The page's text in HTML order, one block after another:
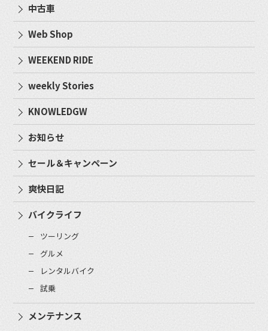
中古車
Web Shop
WEEKEND RIDE
weekly Stories
KNOWLEDGW
お知らせ
セール＆キャンペーン
爽快日記
バイクライフ
ツーリング
グルメ
レンタルバイク
試乗
メンテナンス